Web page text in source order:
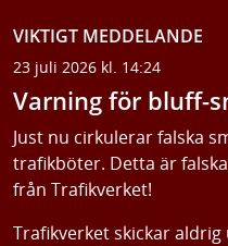
VIKTIGT MEDDELANDE
23 juli 2026 kl. 14:24
Varning för bluff-
Just nu cirkulerar falska
trafikböter. Detta är
från Trafikverket!
Trafikverket skickar